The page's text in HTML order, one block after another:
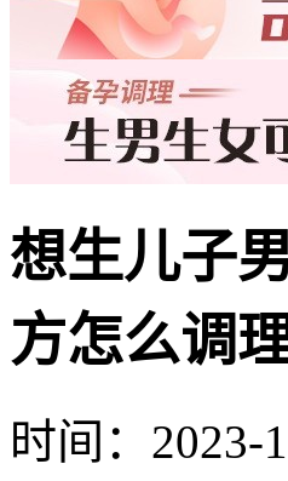
想生儿子
方怎么调理
时间：2023-